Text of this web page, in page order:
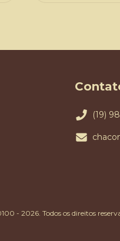
(19)
- 2026. Todos os direitos